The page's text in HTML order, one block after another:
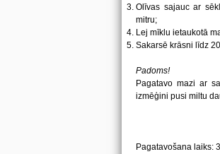
Olīvas sajauc ar
mitru;
Lej mīklu ietaukotā
Sakarsē krāsni līdz
Padoms!
Pagatavo mazi ar
izmēģini pusi miltu
Pagatavošana laiks: